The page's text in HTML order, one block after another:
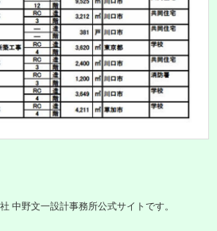
中野文一設計事務所公式サイトです。